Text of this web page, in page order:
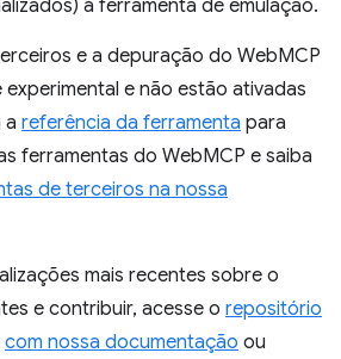
à ferramenta de emulação.
e a depuração do WebMCP
e não estão ativadas
a referência da ferramenta para
ferramentas do WebMCP e saiba
de terceiros na nossa
mais recentes sobre o
e contribuir, acesse o repositório
com nossa documentação ou